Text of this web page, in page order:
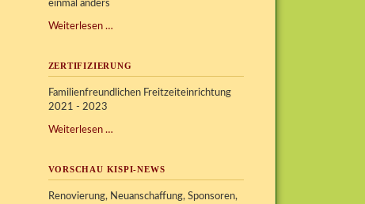
einmal anders
Weiterlesen …
ZERTIFIZIERUNG
Familienfreundlichen Freitzeiteinrichtung
2021 - 2023
Weiterlesen …
VORSCHAU KISPI-NEWS
Renovierung, Neuanschaffung, Sponsoren,